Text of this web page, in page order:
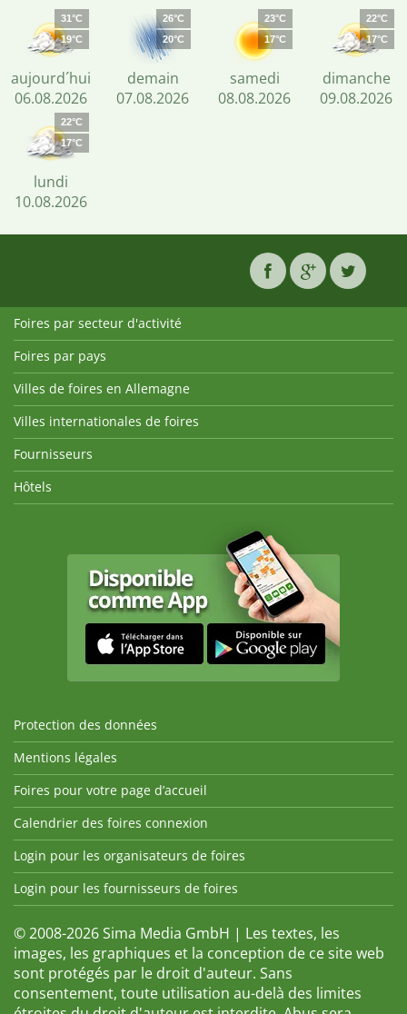
31°C
19°C
aujourd´hui
06.08.2026
26°C
20°C
demain
07.08.2026
23°C
17°C
samedi
08.08.2026
22°C
17°C
dimanche
09.08.2026
22°C
17°C
lundi
10.08.2026
Foires par secteur d'activité
Foires par pays
Villes de foires en Allemagne
Villes internationales de foires
Fournisseurs
Hôtels
Protection des données
Mentions légales
Foires pour votre page d’accueil
Calendrier des foires connexion
Login pour les organisateurs de foires
Login pour les fournisseurs de foires
© 2008-2026 Sima Media GmbH | Les textes, les
images, les graphiques et la conception de ce site web
sont protégés par le droit d'auteur. Sans
consentement, toute utilisation au-delà des limites